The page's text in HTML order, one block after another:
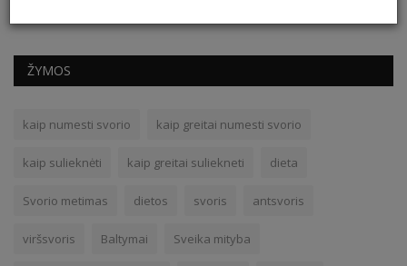
ŽYMOS
kaip numesti svorio kaip greitai numesti svorio
kaip sulieknėti kaip greitai suliekneti dieta
Svorio metimas dietos svoris antsvoris
viršsvoris Baltymai Sveika mityba